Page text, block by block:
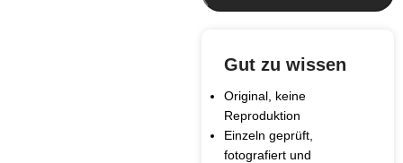
Gut zu wissen
Original, keine
Reproduktion
Einzeln geprüft,
fotografiert und